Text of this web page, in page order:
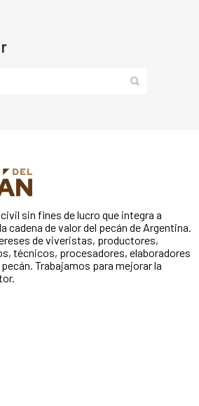
sin fines de lucro que integra a
cadena de valor del pecán de Argentina.
de viveristas, productores,
técnicos, procesadores, elaboradores
Trabajamos para mejorar la